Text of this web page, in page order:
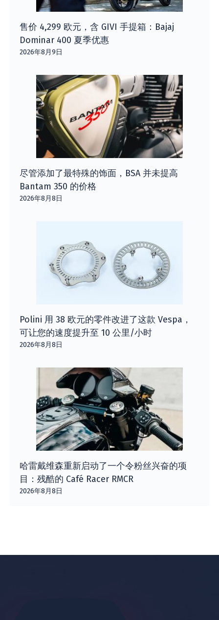
售价 4,299 欧元，含 GIVI 手提箱：Bajaj
Dominar 400 夏季优惠
2026年8月9日
尽管添加了最特殊的饰面，BSA 并未提高
Bantam 350 的价格
2026年8月8日
Polini 用 38 欧元的零件改进了这款 Vespa，
可让您的速度提升至 10 公里/小时
2026年8月8日
哈雷戴维森重新启动了一个令粉丝兴奋的项
目：残酷的 Café Racer RMCR
2026年8月8日